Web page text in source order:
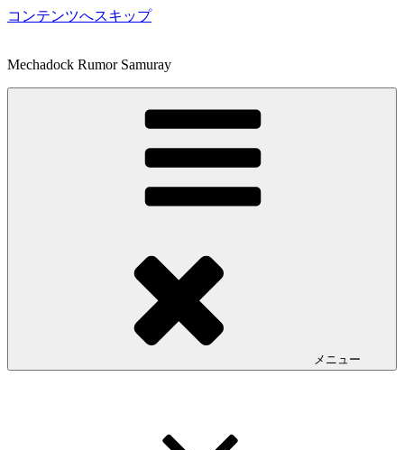
コンテンツへスキップ
Mechadock Rumor Samuray
メニュー